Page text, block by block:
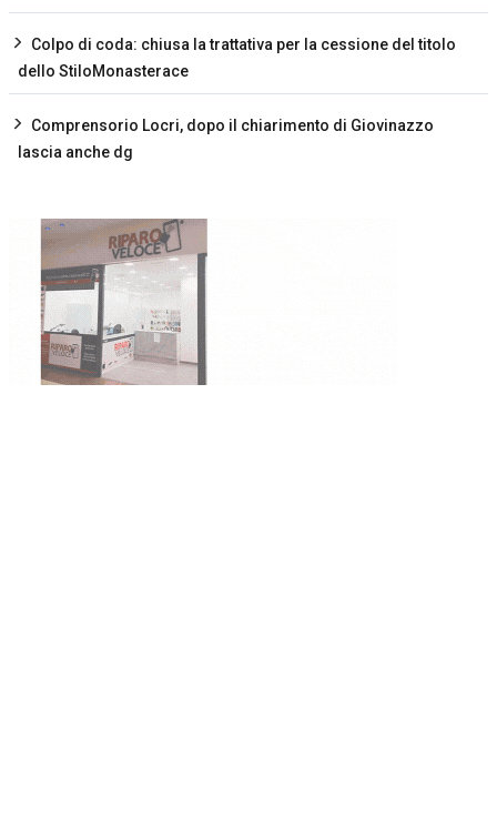
Colpo di coda: chiusa la trattativa per la cessione del titolo
dello StiloMonasterace
Comprensorio Locri, dopo il chiarimento di Giovinazzo
lascia anche dg